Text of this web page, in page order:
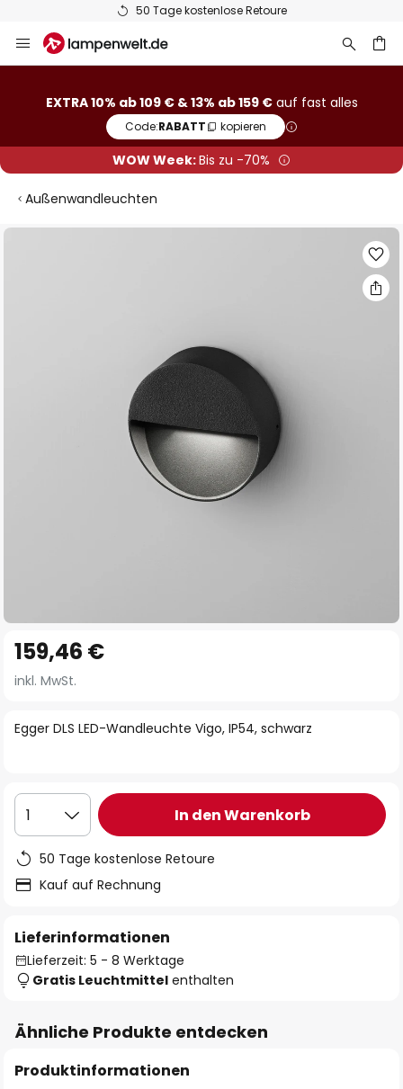
50 Tage kostenlose Retoure
Inhalt
EXTRA 10% ab 109 € & 13% ab 159 €auf fast alles
Code:RABATT kopieren
WOW Week:Bis zu -70%
Außenwandleuchten
Zum
Anfang
der
springen
Egger DLS LED-Wandleuchte Vigo, IP54, schwarz
159,46 €
inkl. MwSt.
1 In den Warenkorb
50 Tage kostenlose Retoure
Kauf auf Rechnung
Lieferinformationen
Lieferzeit: 5 - 8 Werktage
Gratis Leuchtmittel enthalten
Ähnliche Produkte entdecken
Produktinformationen